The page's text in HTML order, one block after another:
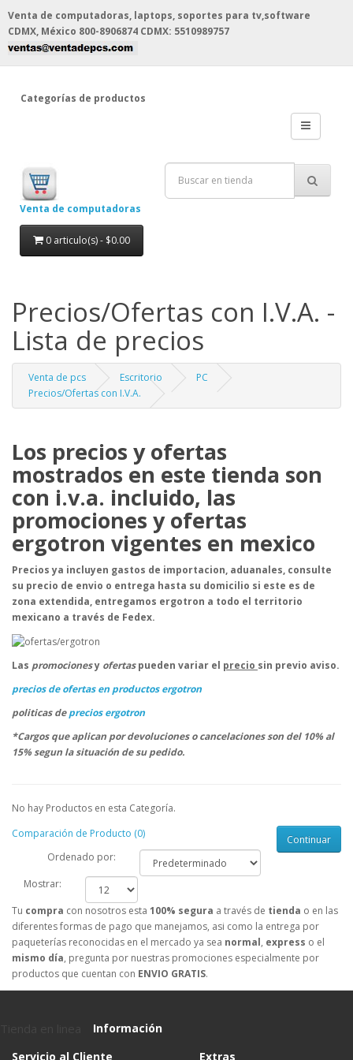
Venta de computadoras, laptops, soportes para tv,software
CDMX, México 800-8906874 CDMX: 5510989757
Categorías de productos
Venta de computadoras
0 articulo(s) - $0.00
Precios/Ofertas con I.V.A. -
Lista de precios
Venta de pcs Escritorio
PC
Precios/Ofertas con I.V.A.
Los precios y ofertas
mostrados en este tienda son
con i.v.a. incluido, las
promociones y ofertas
ergotron vigentes en mexico
Precios ya incluyen gastos de importacion, aduanales, consulte
su precio de envio o entrega hasta su domicilio si este es de
zona extendida, entregamos ergotron a todo el territorio
mexicano a través de Fedex.
Las promocionesy ofertaspueden variar el precio sin previo aviso.
precios de ofertas en productos ergotron
politicas deprecios ergotron
*Cargos que aplican por devoluciones o cancelaciones son del 10% al
15% segun la situación de su pedido.
No hay Productos en esta Categoría.
Continuar
Comparación de Producto (0)
Ordenado por:
Mostrar:
Tu compra con nosotros esta 100% segura a través de tienda o en las
diferentes formas de pago que manejamos, asi como la entrega por
paqueterías reconocidas en el mercado ya sea normal, express o el
mismo día, pregunta por nuestras promociones especialmente por
productos que cuentan con ENVIO GRATIS.
Información
Servicio al Cliente
Extras